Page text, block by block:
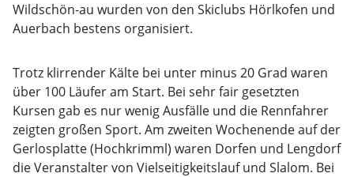
Wildschön-au wurden von den Skiclubs Hörlkofen und
Auerbach bestens organisiert.
Trotz klirrender Kälte bei unter minus 20 Grad waren
über 100 Läufer am Start. Bei sehr fair gesetzten
Kursen gab es nur wenig Ausfälle und die Rennfahrer
zeigten großen Sport. Am zweiten Wochenende auf der
Gerlosplatte (Hochkrimml) waren Dorfen und Lengdorf
die Veranstalter von Vielseitigkeitslauf und Slalom. Bei